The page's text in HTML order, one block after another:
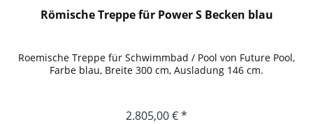
Römische Treppe für Power S Becken blau
Roemische Treppe für Schwimmbad / Pool von Future Pool,
Farbe blau, Breite 300 cm, Ausladung 146 cm.
2.805,00 € *